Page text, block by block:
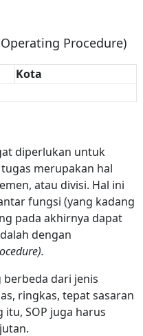
Procedure)
Kota
diperlukan untuk
merupakan hal
atau divisi. Hal ini
fungsi (yang kadang
pada akhirnya dapat
dengan
dari jenis
ringkas, tepat sasaran
SOP juga harus